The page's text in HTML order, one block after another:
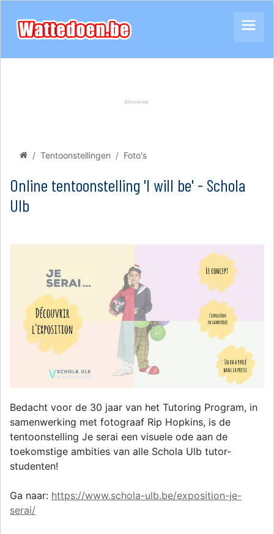
Tentoonstellingen Foto's
Online tentoonstelling 'I will be' - Schola
Ulb
Bedacht voor de 30 jaar van het Tutoring Program, in
samenwerking met fotograaf Rip Hopkins, is de
tentoonstelling Je serai een visuele ode aan de
toekomstige ambities van alle Schola Ulb tutor-
studenten!
Ga naar: https://www.schola-ulb.be/exposition-je-
serai/